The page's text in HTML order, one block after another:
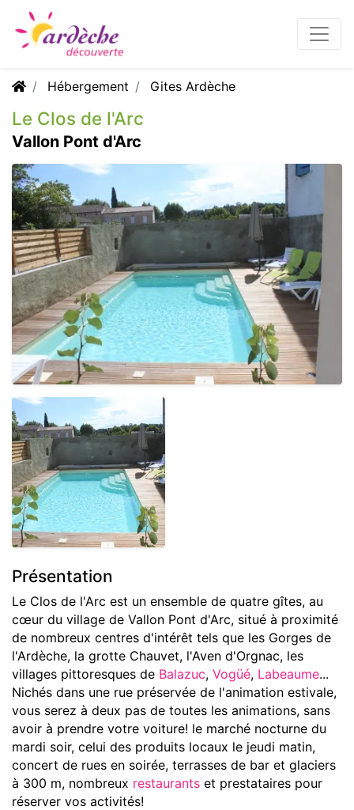
Hébergement Gites Ardèche
Le Clos de l'Arc
Vallon Pont d'Arc
Présentation
Le Clos de l'Arc est un ensemble de quatre gîtes, au
cœur du village de Vallon Pont d'Arc, situé à proximité
de nombreux centres d'intérêt tels que les Gorges de
l'Ardèche, la grotte Chauvet, l'Aven d'Orgnac, les
villages pittoresques de Balazuc, Vogüé, Labeaume...
Nichés dans une rue préservée de l'animation estivale,
vous serez à deux pas de toutes les animations, sans
avoir à prendre votre voiture! le marché nocturne du
mardi soir, celui des produits locaux le jeudi matin,
concert de rues en soirée, terrasses de bar et glaciers
à 300 m, nombreux restaurants et prestataires pour
réserver vos activités!